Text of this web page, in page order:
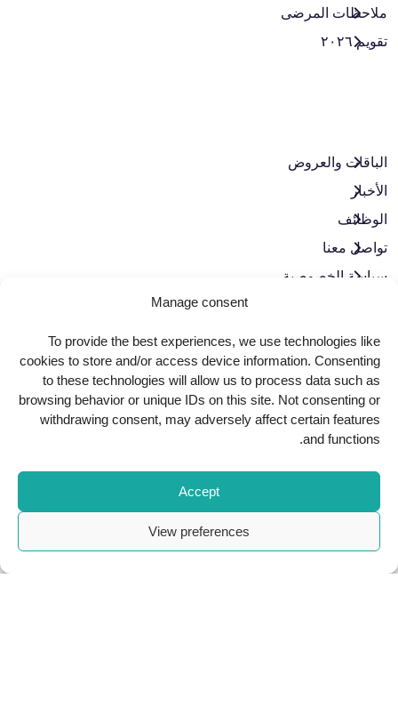
Manage consent
To provide the best experiences, we use technologies like
cookies to store and/or access device information. Consenting
to these technologies will allow us to process data such as
browsing behavior or unique IDs on this site. Not consenting or
withdrawing consent, may adversely affect certain features
and functions.
Accept
View preferences
ملاحظات المرضى
تقويم ٢٠٢٦
الباقات والعروض​
الأخبار
الوظائف
تواصل معنا
سياسة الخصوصية
حمّل تطبيقنا